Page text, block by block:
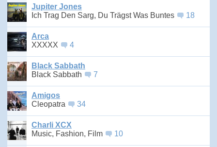
Jupiter Jones
Ich Trag Den Sarg, Du Trägst Was Buntes
18
Arca
XXXXX
4
Black Sabbath
Black Sabbath
7
Amigos
Cleopatra
34
Charli XCX
Music, Fashion, Film
10